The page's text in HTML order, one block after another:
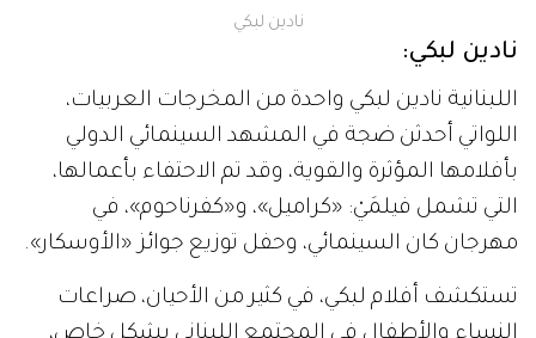
نادين لبكي
نادين لبكي:
اللبنانية نادين لبكي واحدة من المخرجات العربيات،
اللواتي أحدثن ضجة في المشهد السينمائي الدولي
بأفلامها المؤثرة والقوية، وقد تم الاحتفاء بأعمالها،
التي تشمل فيلمَيْ: «كراميل»، و«كفرناحوم»، في
مهرجان كان السينمائي، وحفل توزيع جوائز «الأوسكار».
تستكشف أفلام لبكي، في كثير من الأحيان، صراعات